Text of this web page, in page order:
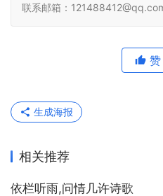
联系邮箱：
赞
生成海报
相关推荐
依栏听雨,问情几许诗歌